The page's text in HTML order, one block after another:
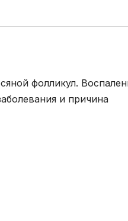
фолликул.
и причина